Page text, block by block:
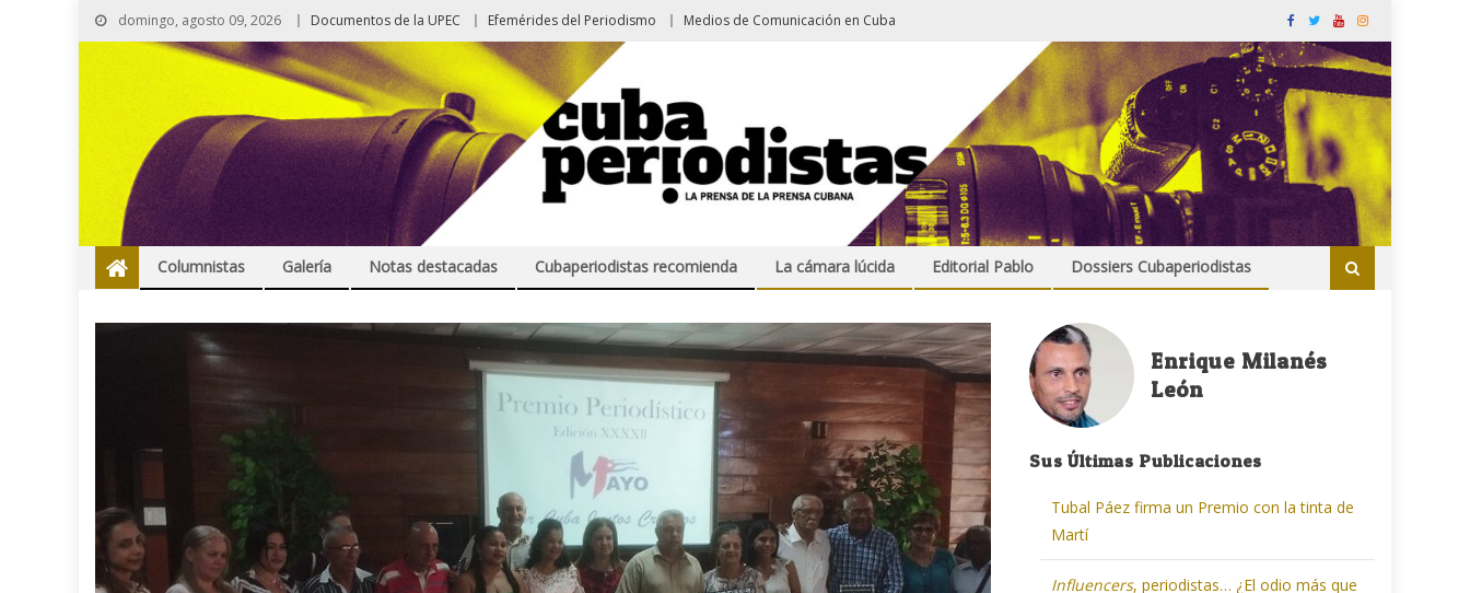
domingo, agosto 09, 2026 Documentos de la UPEC Efemérides del Periodismo Medios de Comunicación en Cuba
Columnistas Galería Notas destacadas Cubaperiodistas recomienda La cámara lúcida Editorial Pablo Dossiers Cubaperiodistas
Enrique Milanés
León
Sus Últimas Publicaciones
Tubal Páez firma un Premio con la tinta de
Martí
Influencers, periodistas… ¿El odio más que